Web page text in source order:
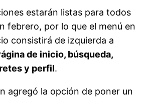
estarán listas para todos
febrero, por lo que el menú en
consistirá de izquierda a
de inicio, búsqueda,
y perfil.